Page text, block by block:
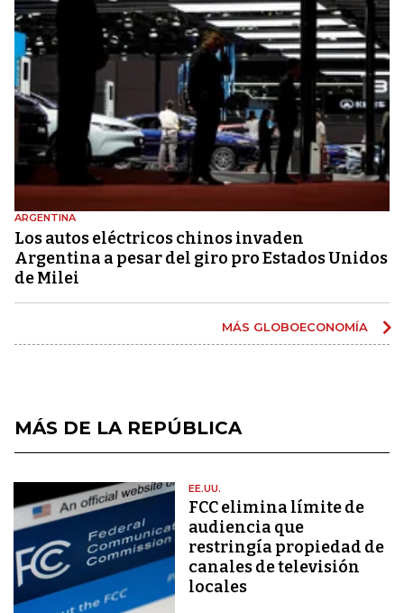
ARGENTINA
Los autos eléctricos chinos invaden
Argentina a pesar del giro pro Estados Unidos
de Milei
MÁS GLOBOECONOMÍA
MÁS DE LA REPÚBLICA
EE.UU.
FCC elimina límite de
audiencia que
restringía propiedad de
canales de televisión
locales